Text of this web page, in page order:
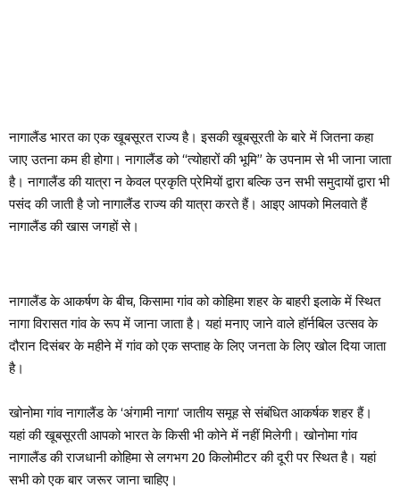
नागालैंड भारत का एक खूबसूरत राज्य है। इसकी खूबसूरती के बारे में जितना कहा
जाए उतना कम ही होगा। नागालैंड को “त्योहारों की भूमि” के उपनाम से भी जाना जाता
है। नागालैंड की यात्रा न केवल प्रकृति प्रेमियों द्वारा बल्कि उन सभी समुदायों द्वारा भी
पसंद की जाती है जो नागालैंड राज्य की यात्रा करते हैं। आइए आपको मिलवाते हैं
नागालैंड की खास जगहों से।
नागालैंड के आकर्षण के बीच, किसामा गांव को कोहिमा शहर के बाहरी इलाके में स्थित
नागा विरासत गांव के रूप में जाना जाता है। यहां मनाए जाने वाले हॉर्नबिल उत्सव के
दौरान दिसंबर के महीने में गांव को एक सप्ताह के लिए जनता के लिए खोल दिया जाता
है।
खोनोमा गांव नागालैंड के ‘अंगामी नागा’ जातीय समूह से संबंधित आकर्षक शहर हैं।
यहां की खूबसूरती आपको भारत के किसी भी कोने में नहीं मिलेगी। खोनोमा गांव
नागालैंड की राजधानी कोहिमा से लगभग 20 किलोमीटर की दूरी पर स्थित है। यहां
सभी को एक बार जरूर जाना चाहिए।